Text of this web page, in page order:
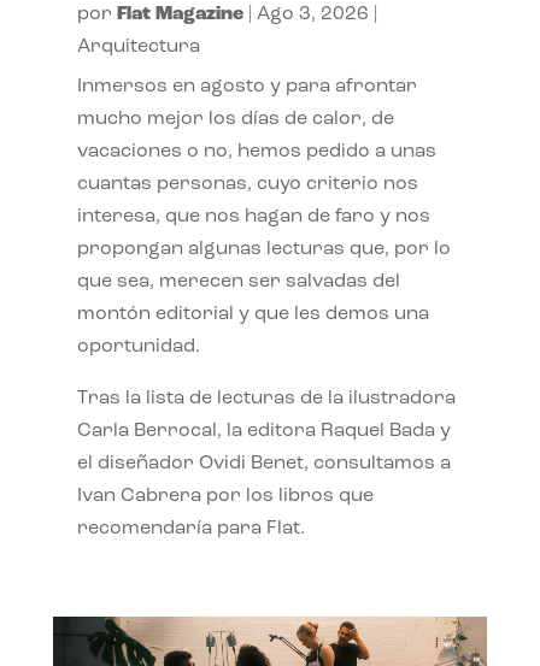
por Flat Magazine| Ago 3, 2026
Arquitectura
Inmersos en agosto y para afrontar
mucho mejor los días de calor, de
vacaciones o no, hemos pedido a unas
cuantas personas, cuyo criterio nos
interesa, que nos hagan de faro y nos
propongan algunas lecturas que, por lo
que sea, merecen ser salvadas del
montón editorial y que les demos una
oportunidad.
Tras la lista de lecturas de la ilustradora
Carla Berrocal, la editora Raquel Bada y
el diseñador Ovidi Benet, consultamos a
Ivan Cabrera por los libros que
recomendaría para Flat.